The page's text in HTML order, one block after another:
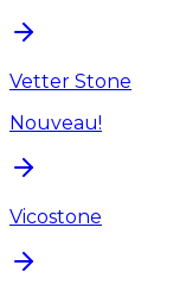
Vetter Stone
Nouveau!
Vicostone